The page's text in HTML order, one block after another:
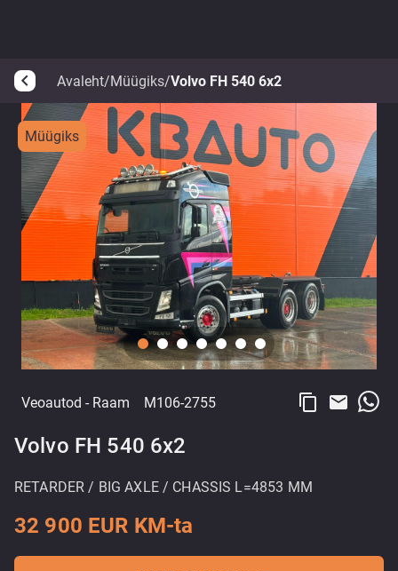
arrow_back_ios Avaleht/Müügiks/Volvo FH 540 6x2
Müügiks
Veoautod - Raam M106-2755 content_copy email
Volvo FH 540 6x2
RETARDER / BIG AXLE / CHASSIS L=4853 MM
32 900 EUR KM-ta